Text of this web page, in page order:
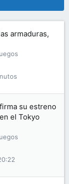
armaduras,
su estreno
el Tokyo